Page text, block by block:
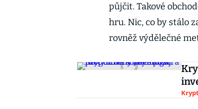
půjčit. Takové
hru. Nic, co by stálo
rovněž výdělečné